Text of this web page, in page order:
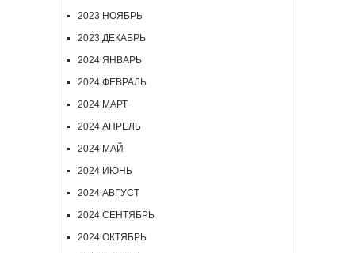
2023 НОЯБРЬ
2023 ДЕКАБРЬ
2024 ЯНВАРЬ
2024 ФЕВРАЛЬ
2024 МАРТ
2024 АПРЕЛЬ
2024 МАЙ
2024 ИЮНЬ
2024 АВГУСТ
2024 СЕНТЯБРЬ
2024 ОКТЯБРЬ